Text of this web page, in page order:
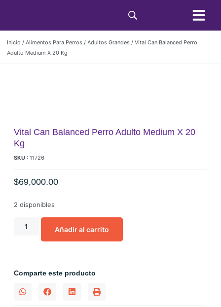
Inicio / Alimentos Para Perros / Adultos Grandes / Vital Can Balanced Perro
Adulto Medium X 20 Kg
Vital Can Balanced Perro Adulto Medium X 20
Kg
SKU : 11726
$69,000.00
2 disponibles
Añadir al carrito
Comparte este producto